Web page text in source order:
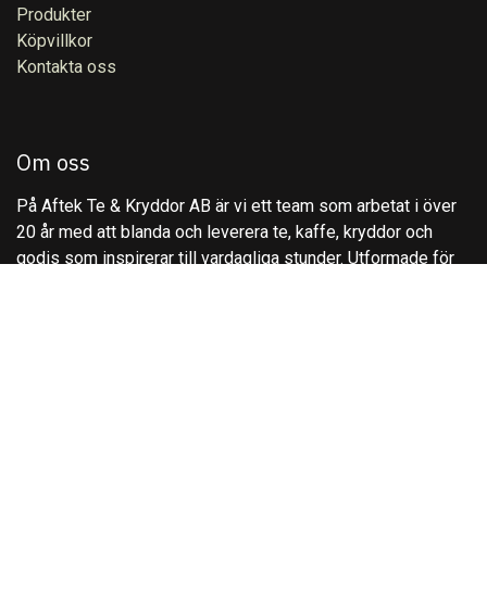
Produkter
Köpvillkor
Kontakta oss
Om oss
På Aftek Te & Kryddor AB är vi ett team som arbetat i över
20 år med att blanda och leverera te, kaffe, kryddor och
godis som inspirerar till vardagliga stunder. Utformade för